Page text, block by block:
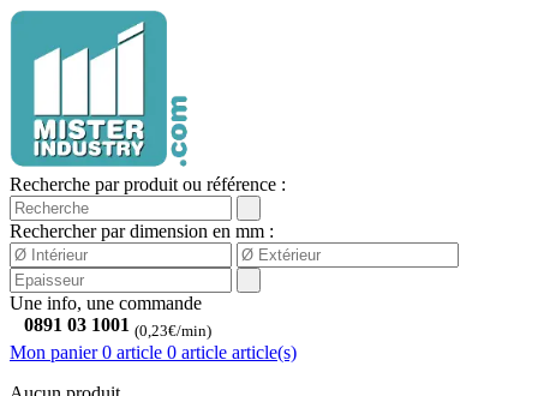
Recherche par produit ou référence :
Rechercher par dimension en mm :
Une info, une commande
0891 03 1001 (0,23€/min)
Mon panier 0 article 0 article article(s)